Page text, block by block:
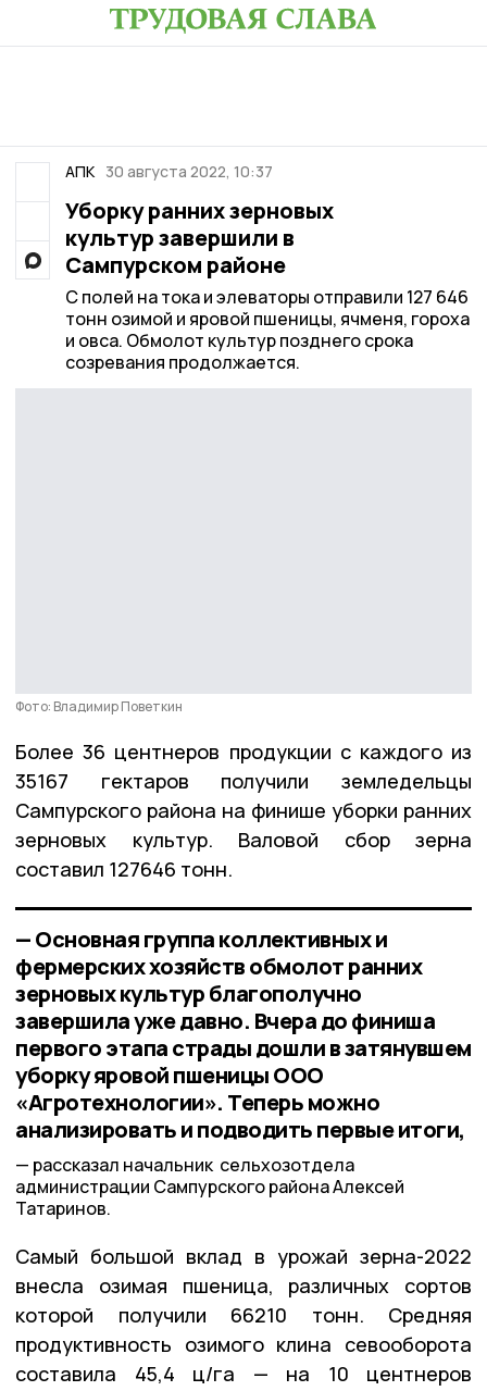
АПК 30 августа 2022, 10:37
Уборку ранних зерновых
культур завершили в
Сампурском районе
С полей на тока и элеваторы отправили 127 646
тонн озимой и яровой пшеницы, ячменя, гороха
и овса. Обмолот культур позднего срока
созревания продолжается.
Фото: Владимир Поветкин
Более 36 центнеров продукции с каждого из
35167 гектаров получили земледельцы
Сампурского района на финише уборки ранних
зерновых культур. Валовой сбор зерна
составил 127646 тонн.
— Основная группа коллективных и
фермерских хозяйств обмолот ранних
зерновых культур благополучно
завершила уже давно. Вчера до финиша
первого этапа страды дошли в затянувшем
уборку яровой пшеницы ООО
«Агротехнологии». Теперь можно
анализировать и подводить первые итоги,
рассказал начальник сельхозотдела
администрации Сампурского района Алексей
Татаринов.
Самый большой вклад в урожай зерна-2022
внесла озимая пшеница, различных сортов
которой получили 66210 тонн. Средняя
продуктивность озимого клина севооборота
составила 45,4 ц/га — на 10 центнеров